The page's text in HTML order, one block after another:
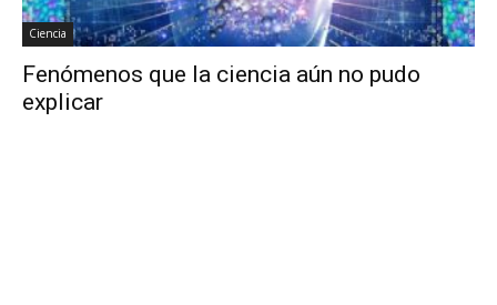
Ciencia
Fenómenos que la ciencia aún no pudo
explicar